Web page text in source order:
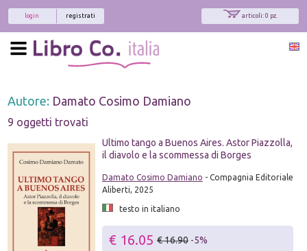
articoli: 0 pz.
registrati
login
Autore: Damato Cosimo Damiano
9 oggetti trovati
Ultimo tango a Buenos Aires. Astor Piazzolla,
il diavolo e la scommessa di Borges
Damato Cosimo Damiano - Compagnia Editoriale
Aliberti, 2025
testo in italiano
€ 16.05 € 16.90 -5%